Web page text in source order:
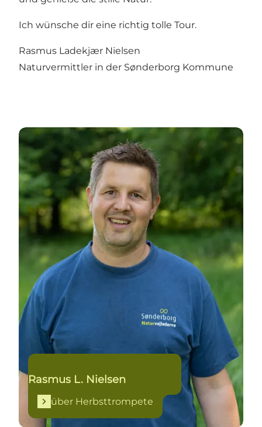
Ich wünsche dir eine richtig tolle Tour.
Rasmus Ladekjær Nielsen
Naturvermittler in der Sønderborg Kommune
über Herbsttrompete
Rasmus L. Nielsen
über Herbsttrompete